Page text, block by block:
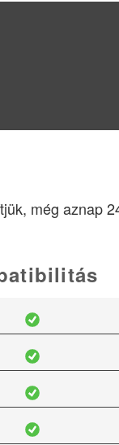
még aznap